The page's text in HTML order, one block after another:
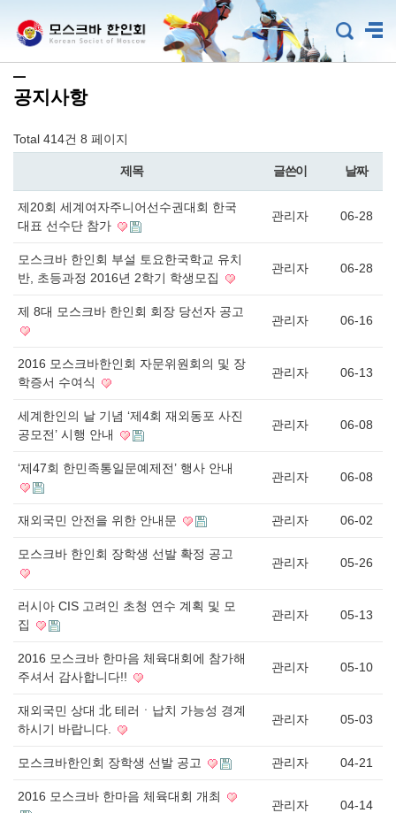
공지사항
Total 414건 8 페이지
제목 글쓴이 날짜
제20회 세계여자주니어선수권대회 한국
대표 선수단 참가
관리자 06-28
모스크바 한인회 부설 토요한국학교 유치
반, 초등과정 2016년 2학기 학생모집
관리자 06-28
제 8대 모스크바 한인회 회장 당선자 공고
관리자 06-16
2016 모스크바한인회 자문위원회의 및 장
학증서 수여식
관리자 06-13
세계한인의 날 기념 ‘제4회 재외동포 사진
공모전’ 시행 안내
관리자 06-08
‘제47회 한민족통일문예제전’ 행사 안내
관리자 06-08
재외국민 안전을 위한 안내문 관리자 06-02
모스크바 한인회 장학생 선발 확정 공고
관리자 05-26
러시아 CIS 고려인 초청 연수 계획 및 모
집
관리자 05-13
2016 모스크바 한마음 체육대회에 참가해
주셔서 감사합니다!!
관리자 05-10
재외국민 상대 北 테러ㆍ납치 가능성 경계
하시기 바랍니다.
관리자 05-03
모스크바한인회 장학생 선발 공고 관리자 04-21
2016 모스크바 한마음 체육대회 개최
관리자 04-14